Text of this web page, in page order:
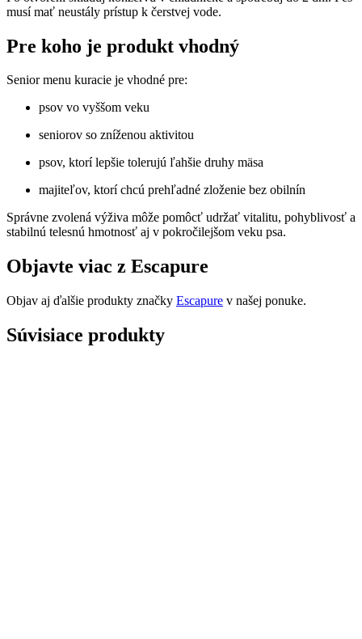
musí mať neustály prístup k čerstvej vode.
Pre koho je produkt vhodný
Senior menu kuracie je vhodné pre:
psov vo vyššom veku
seniorov so zníženou aktivitou
psov, ktorí lepšie tolerujú ľahšie druhy mäsa
majiteľov, ktorí chcú prehľadné zloženie bez obilnín
Správne zvolená výživa môže pomôcť udržať vitalitu, pohyblivosť a
stabilnú telesnú hmotnosť aj v pokročilejšom veku psa.
Objavte viac z Escapure
Objav aj ďalšie produkty značky Escapure v našej ponuke.
Súvisiace produkty